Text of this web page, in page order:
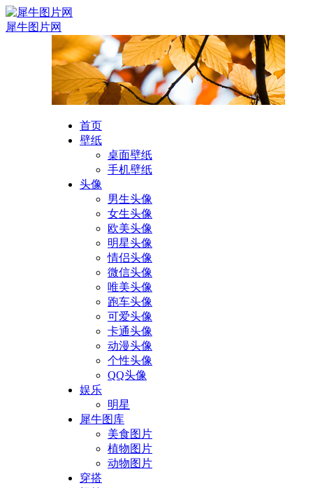
犀牛图片网
首页
壁纸
桌面壁纸
手机壁纸
头像
男生头像
女生头像
欧美头像
明星头像
情侣头像
微信头像
唯美头像
跑车头像
可爱头像
卡通头像
动漫头像
个性头像
QQ头像
娱乐
明星
犀牛图库
美食图片
植物图片
动物图片
穿搭